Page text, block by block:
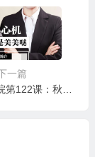
一篇
大神微商学院第122课：秋季保养小心机，换季护肤美美哒